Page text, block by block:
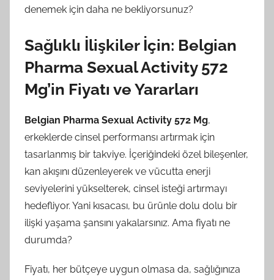
denemek için daha ne bekliyorsunuz?
Sağlıklı İlişkiler İçin: Belgian
Pharma Sexual Activity 572
Mg’in Fiyatı ve Yararları
Belgian Pharma Sexual Activity 572 Mg,
erkeklerde cinsel performansı artırmak için
tasarlanmış bir takviye. İçeriğindeki özel bileşenler,
kan akışını düzenleyerek ve vücutta enerji
seviyelerini yükselterek, cinsel isteği artırmayı
hedefliyor. Yani kısacası, bu ürünle dolu dolu bir
ilişki yaşama şansını yakalarsınız. Ama fiyatı ne
durumda?
Fiyatı, her bütçeye uygun olmasa da, sağlığınıza